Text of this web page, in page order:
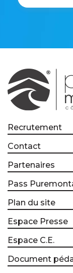
Recrutement
Contact
Partenaires
Pass
Plan du site
Espace Presse
Espace C.E.
Document